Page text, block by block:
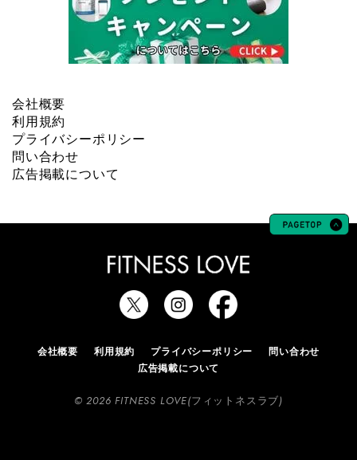
会社概要
利用規約
プライバシーポリシー
問い合わせ
広告掲載について
会社概要 利用規約 プライバシーポリシー
問い合わせ
広告掲載について
© 2026 FITNESS LOVE(フィットネスラブ)